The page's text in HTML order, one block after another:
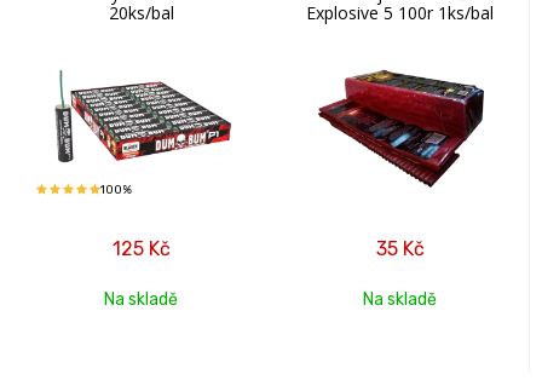
20ks/bal
100%
125 Kč
Na skladě
Explosive 5 100r 1ks/bal
35 Kč
Na skladě